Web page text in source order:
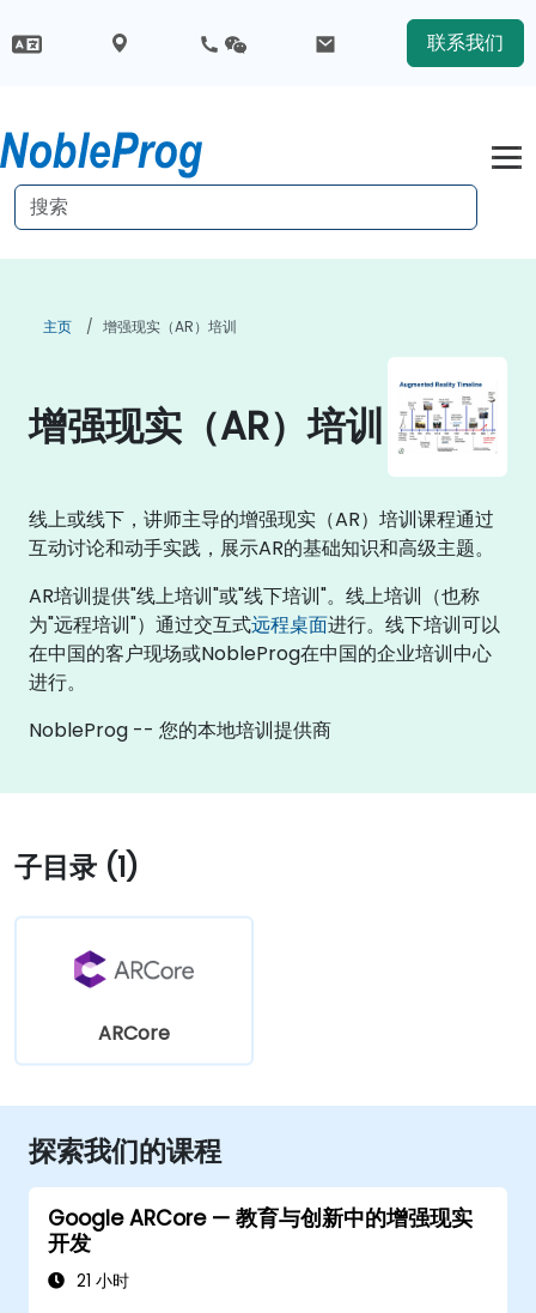
联系我们
主页 增强现实（AR）培训
增强现实（AR）培训
线上或线下，讲师主导的增强现实（AR）培训课程通过
互动讨论和动手实践，展示AR的基础知识和高级主题。
AR培训提供"线上培训"或"线下培训"。线上培训（也称
为"远程培训"）通过交互式远程桌面进行。线下培训可以
在中国的客户现场或NobleProg在中国的企业培训中心
进行。
NobleProg -- 您的本地培训提供商
子目录 (1)
ARCore
探索我们的课程
Google ARCore — 教育与创新中的增强现实
开发
21 小时